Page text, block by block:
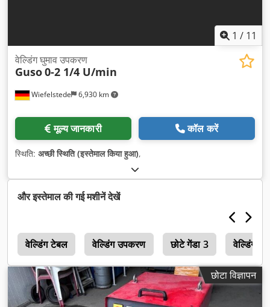
1 / 11
Wiefelstede 6,930 km
वेल्डिंग घुमाव उपकरण
Guso0-2 1/4 U/min
मूल्य जानकारी कॉल करें
स्थिति: अच्छी स्थिति (इस्तेमाल किया हुआ),
और इस्तेमाल की गई मशीनें देखें
वेल्डिंग टेबल वेल्डिंग उपकरण छोटे गेंडा 3 वेल्डिंग बल
छोटा विज्ञापन